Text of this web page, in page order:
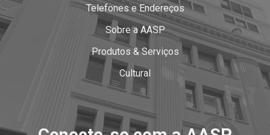
Telefones e Endereços
Sobre a AASP
Produtos & Serviços
Cultural